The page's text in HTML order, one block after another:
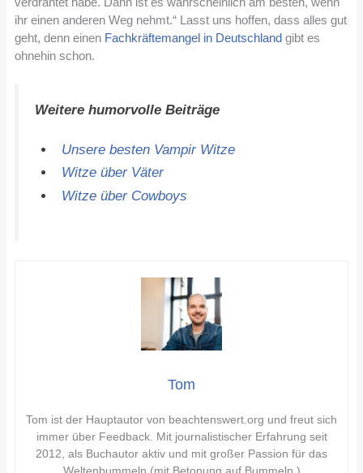
ihr einen anderen Weg nehmt.“ Lasst uns hoffen, dass alles gut
geht, denn einen Fachkräftemangel in Deutschland gibt es
ohnehin schon.
Weitere humorvolle Beiträge
Unsere besten Vampir Witze
Witze über Väter
Witze über Cowboys
Tom
Tom ist der Hauptautor von beachtenswert.org und freut sich
immer über Feedback. Mit journalistischer Erfahrung seit
2012, als Buchautor aktiv und mit großer Passion für das